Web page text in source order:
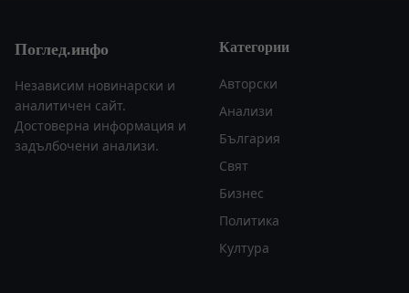
Поглед.инфо
Независим новинарски и
аналитичен сайт.
Достоверна информация и
задълбочени анализи.
Категории
Авторски
Анализи
България
Свят
Бизнес
Политика
Култура